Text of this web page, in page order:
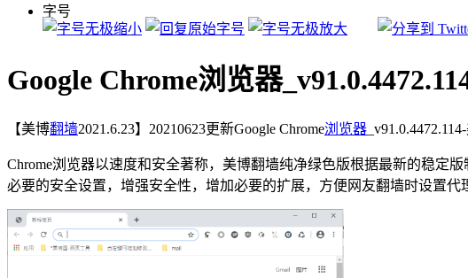
字号
Google Chrome浏览器
【美博翻墙2021.6.23】20210623更新Google Chrome浏览器
Chrome浏览器以速度和安全著称，美博翻墙纯净绿色版根据最新的稳定
必要的安全设置，增强安全性，增加必要的扩展，方便网友翻墙时设置